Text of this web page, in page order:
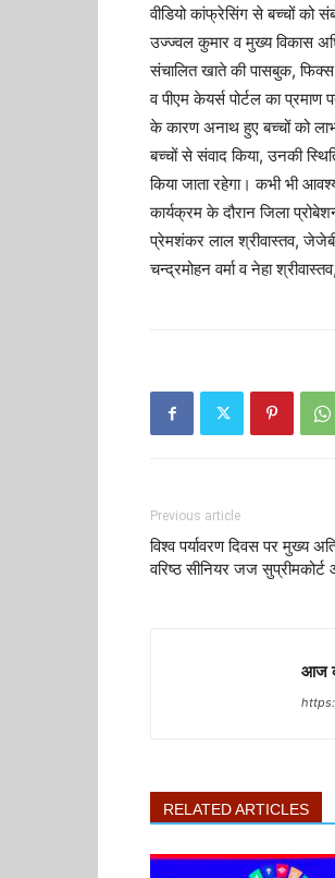
वीडियो कांफ्रेसिंग से बच्चों को
उज्ज्वल कुमार व मुख्य विकास
संचालित खाते की पासबुक,
व पीएम केयर्स पोर्टल का
के कारण अनाथ हुए बच्चों को
बच्चों से संवाद किया, उनकी
किया जाता रहेगा। कभी भी
कार्यक्रम के दौरान जिला
प्रेमशंकर लाल श्रीवास्तव, जेजेबी
चन्द्रमोहन वर्मा व नेहा
Previous article
विश्व पर्यावरण दिवस पर मुख्य
वरिष्ठ सीनियर जज
आज
RELATED ARTICLES